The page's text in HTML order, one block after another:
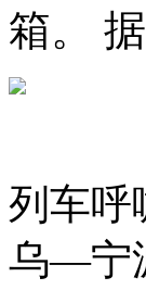
箱。
列车呼
乌—宁